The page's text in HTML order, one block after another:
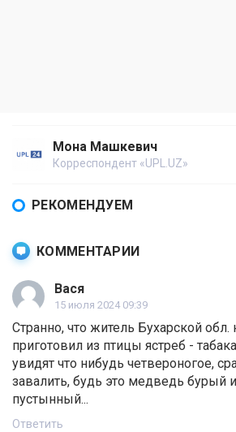
Мона Машкевич
Корреспондент «UPL.UZ»
РЕКОМЕНДУЕМ
КОММЕНТАРИИ
Вася
15 июля 2024 09:39
Странно, что житель Бухарской
приготовил из птицы ястреб -
увидят что нибудь четвероногое,
завалить, будь это медведь бурый
пустынный...
Ответить